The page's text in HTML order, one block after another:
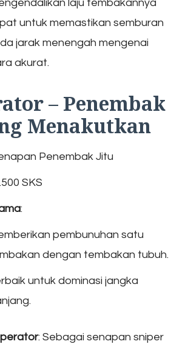
laju tembakannya
untuk memastikan semburan
jarak menengah mengenai
akurat.
– Penembak
Menakutkan
Penembak Jitu
SKS
:
pembunuhan satu
dengan tembakan tubuh.
untuk dominasi jangka
: Sebagai senapan sniper